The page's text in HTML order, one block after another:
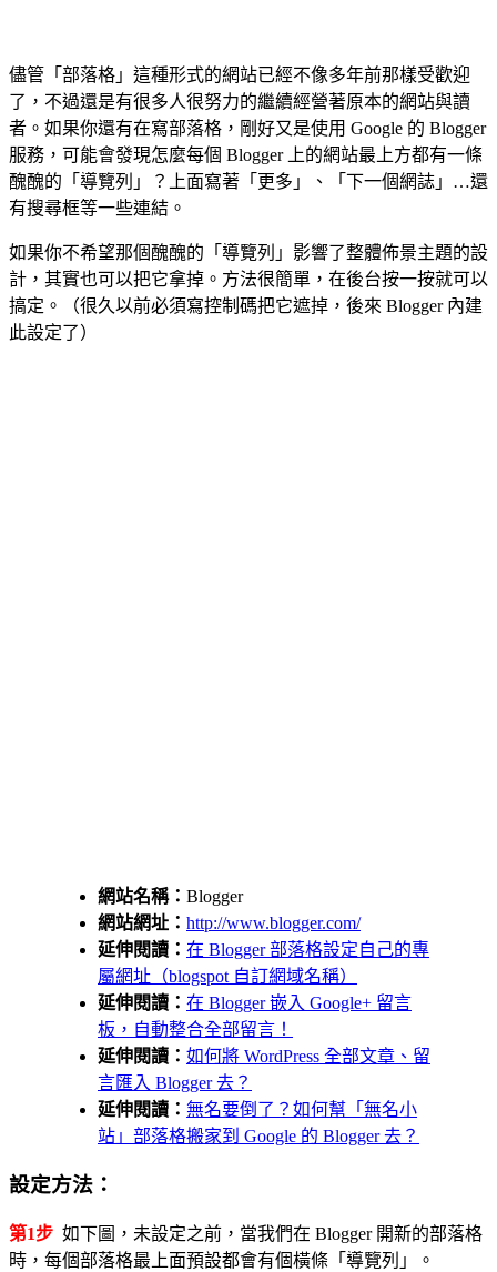
儘管「部落格」這種形式的網站已經不像多年前那樣受歡迎
了，不過還是有很多人很努力的繼續經營著原本的網站與讀
者。如果你還有在寫部落格，剛好又是使用 Google 的 Blogger
服務，可能會發現怎麼每個 Blogger 上的網站最上方都有一條
醜醜的「導覽列」？上面寫著「更多」、「下一個網誌」…還
有搜尋框等一些連結。
如果你不希望那個醜醜的「導覽列」影響了整體佈景主題的設
計，其實也可以把它拿掉。方法很簡單，在後台按一按就可以
搞定。（很久以前必須寫控制碼把它遮掉，後來 Blogger 內建
此設定了）
網站名稱： Blogger
網站網址： http://www.blogger.com/
延伸閱讀： 在 Blogger 部落格設定自己的專
屬網址（blogspot 自訂網域名稱）
延伸閱讀： 在 Blogger 嵌入 Google+ 留言
板，自動整合全部留言！
延伸閱讀： 如何將 WordPress 全部文章、留
言匯入 Blogger 去？
延伸閱讀： 無名要倒了？如何幫「無名小
站」部落格搬家到 Google 的 Blogger 去？
設定方法：
第1步 如下圖，未設定之前，當我們在 Blogger 開新的部落格
時，每個部落格最上面預設都會有個橫條「導覽列」。